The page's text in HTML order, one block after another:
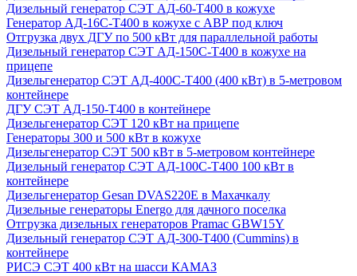
Дизельный генератор СЭТ АД-60-Т400 в кожухе
Генератор АД-16С-Т400 в кожухе с АВР под ключ
Отгрузка двух ДГУ по 500 кВт для параллельной работы
Дизельный генератор СЭТ АД-150С-Т400 в кожухе на
прицепе
Дизельгенератор СЭТ АД-400С-Т400 (400 кВт) в 5-метровом
контейнере
ДГУ СЭТ АД-150-Т400 в контейнере
Дизельгенератор СЭТ 120 кВт на прицепе
Генераторы 300 и 500 кВт в кожухе
Дизельгенератор СЭТ 500 кВт в 5-метровом контейнере
Дизельный генератор СЭТ АД-100С-Т400 100 кВт в
контейнере
Дизельгенератор Gesan DVAS220E в Махачкалу
Дизельные генераторы Energo для дачного поселка
Отгрузка дизельных генераторов Pramac GВW15Y
Дизельный генератор СЭТ АД-300-Т400 (Cummins) в
контейнере
РИСЭ СЭТ 400 кВт на шасси КАМАЗ